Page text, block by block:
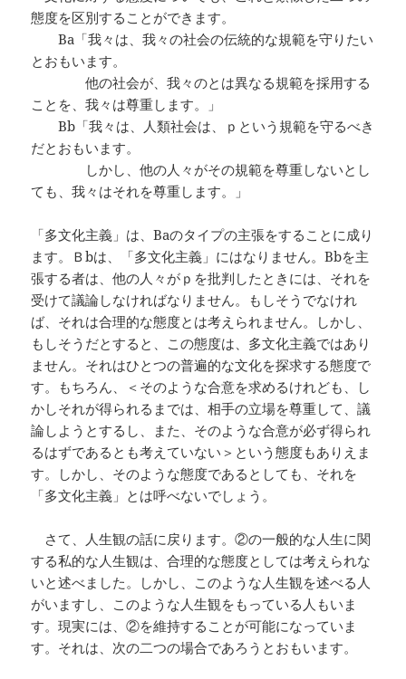
態度を区別することができます。
Ba「我々は、我々の社会の伝統的な規範を守りたい
とおもいます。
他の社会が、我々のとは異なる規範を採用する
ことを、我々は尊重します。」
Bb「我々は、人類社会は、ｐという規範を守るべき
だとおもいます。
しかし、他の人々がその規範を尊重しないとし
ても、我々はそれを尊重します。」
「多文化主義」は、Baのタイプの主張をすることに成り
ます。Ｂbは、「多文化主義」にはなりません。Bbを主
張する者は、他の人々がｐを批判したときには、それを
受けて議論しなければなりません。もしそうでなけれ
ば、それは合理的な態度とは考えられません。しかし、
もしそうだとすると、この態度は、多文化主義ではあり
ません。それはひとつの普遍的な文化を探求する態度で
す。もちろん、＜そのような合意を求めるけれども、し
かしそれが得られるまでは、相手の立場を尊重して、議
論しようとするし、また、そのような合意が必ず得られ
るはずであるとも考えていない＞という態度もありえま
す。しかし、そのような態度であるとしても、それを
「多文化主義」とは呼べないでしょう。
さて、人生観の話に戻ります。②の一般的な人生に関
する私的な人生観は、合理的な態度としては考えられな
いと述べました。しかし、このような人生観を述べる人
がいますし、このような人生観をもっている人もいま
す。現実には、②を維持することが可能になっていま
す。それは、次の二つの場合であろうとおもいます。